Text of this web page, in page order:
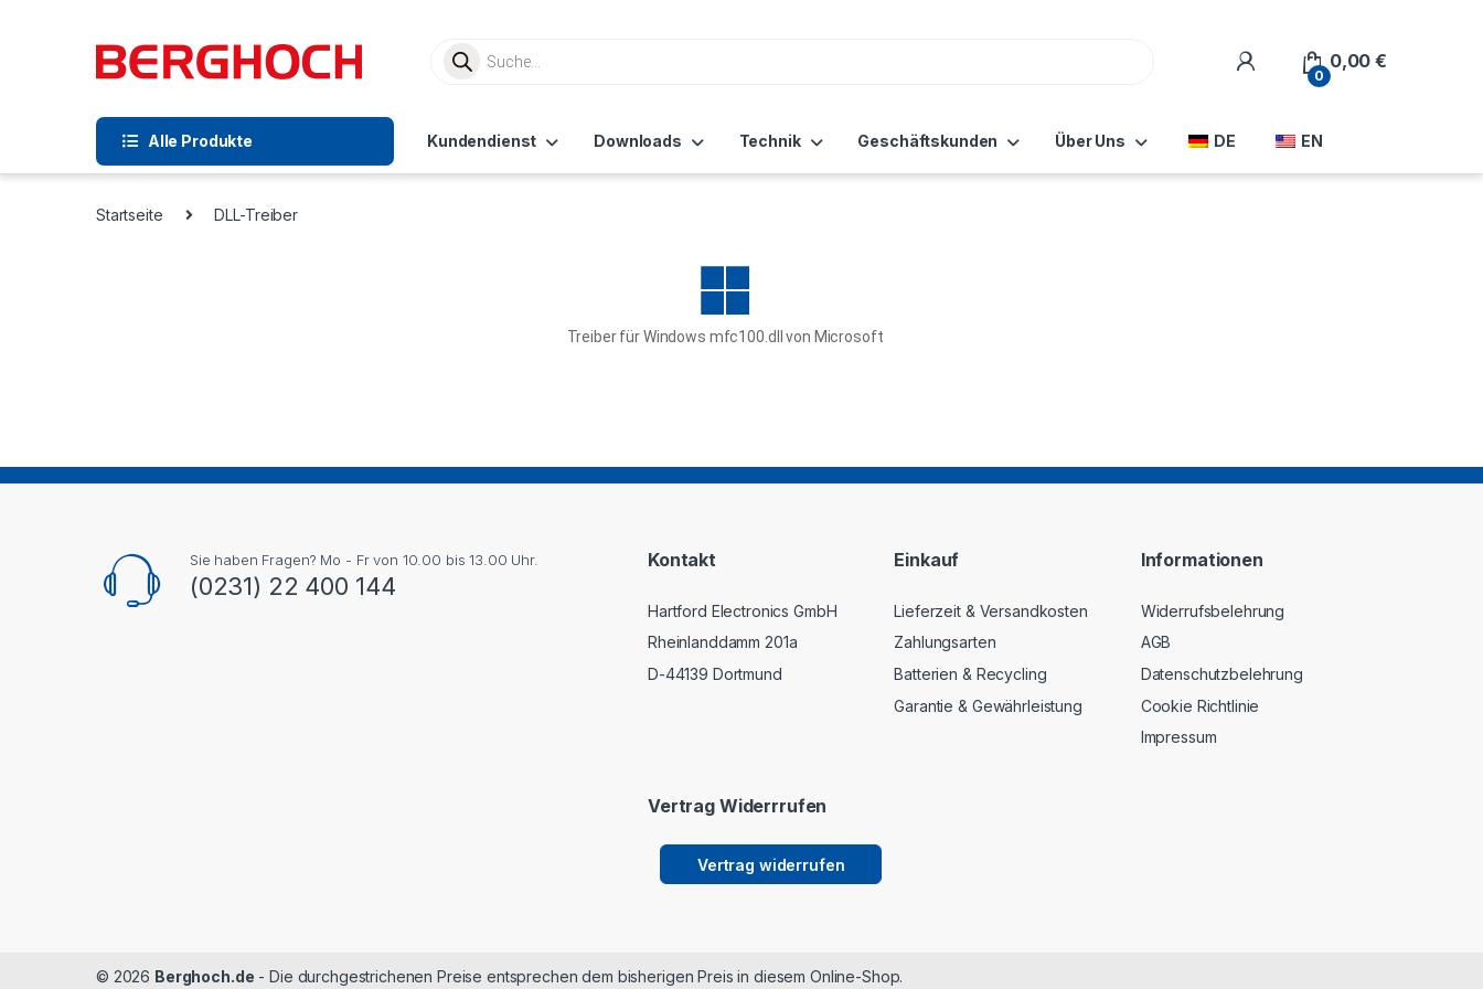
0
0,00€
Alle Produkte Kundendienst Downloads Technik Geschäftskunden Über Uns DE EN
Startseite DLL-Treiber
Treiber für Windows mfc100.dll von Microsoft
Sie haben Fragen? Mo - Fr von 10.00 bis 13.00 Uhr.
(0231) 22 400 144
Kontakt
Hartford Electronics GmbH
Rheinlanddamm 201a
D-44139 Dortmund
Einkauf
Lieferzeit & Versandkosten
Zahlungsarten
Batterien & Recycling
Garantie & Gewährleistung
Informationen
Widerrufsbelehrung
AGB
Datenschutzbelehrung
Cookie Richtlinie
Impressum
Vertrag Widerrrufen
Vertrag widerrufen
© 2026 Berghoch.de - Die durchgestrichenen Preise entsprechen dem bisherigen Preis in diesem Online-Shop.